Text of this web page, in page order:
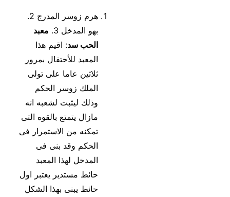
هرم زوسر المدرج 2.
بهو المدخل 3.
معبد
الحب سد: اقيم هذا
المعبد للأحتفال بمرور
ثلاثين عاما على تولى
الملك زوسر الحكم
وذلك ليثبت لشعبه انه
مازال يتمتع بالقوه التى
تمكنه من الاستمرار فى
الحكم وقد بنى فى
المدخل لهذا المعبد
حائط مستدير يعتبر اول
حائط يبنى بهذا الشكل